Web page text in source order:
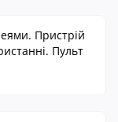
Пристрій
Пульт